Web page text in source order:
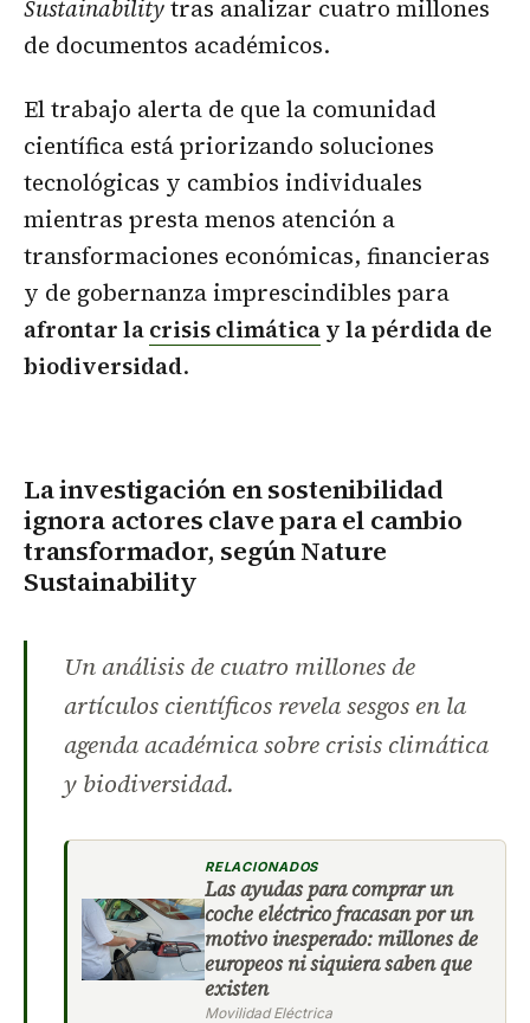
Sustainabilitytras analizar cuatro millones
de documentos académicos.
El trabajo alerta de que la comunidad
científica está priorizando soluciones
tecnológicas y cambios individuales
mientras presta menos atención a
transformaciones económicas, financieras
y de gobernanza imprescindibles para
afrontar lacrisis climáticay la pérdida de
biodiversidad.
La investigación en sostenibilidad
ignora actores clave para el cambio
transformador, según Nature
Sustainability
Un análisis de cuatro millones de
artículos científicos revela sesgos en la
agenda académica sobre crisis climática
y biodiversidad.
RELACIONADOS
Las ayudas para comprar un
coche eléctrico fracasan por un
motivo inesperado: millones de
europeos ni siquiera saben que
existen
Movilidad Eléctrica